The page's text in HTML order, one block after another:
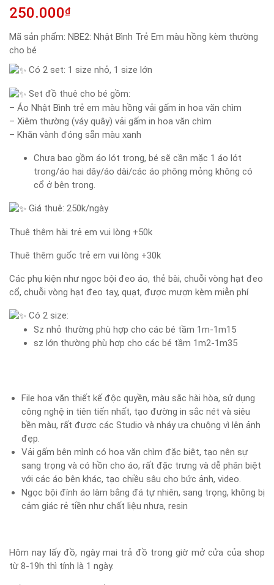
250.000₫
Mã sản phẩm: NBE2: Nhật Bình Trẻ Em màu hồng kèm thường
cho bé
Có 2 set: 1 size nhỏ, 1 size lớn
Set đồ thuê cho bé gồm:
– Áo Nhật Bình trẻ em màu hồng vải gấm in hoa văn chìm
– Xiêm thường (váy quây) vải gấm in hoa văn chìm
– Khăn vành đóng sẵn màu xanh
Chưa bao gồm áo lót trong, bé sẽ cần mặc 1 áo lót
trong/áo hai dây/áo dài/các áo phông mỏng không có
cổ ở bên trong.
Giá thuê: 250k/ngày
Thuê thêm hài trẻ em vui lòng +50k
Thuê thêm guốc trẻ em vui lòng +30k
Các phụ kiện như ngọc bội đeo áo, thẻ bài, chuỗi vòng hạt đeo
cổ, chuỗi vòng hạt đeo tay, quạt, được mượn kèm miễn phí
Có 2 size:
Sz nhỏ thường phù hợp cho các bé tầm 1m-1m15
sz lớn thường phù hợp cho các bé tầm 1m2-1m35
File hoa văn thiết kế độc quyền, màu sắc hài hòa, sử dụng
công nghệ in tiên tiến nhất, tạo đường in sắc nét và siêu
bền màu, rất được các Studio và nháy ưa chuộng vì lên ảnh
đẹp.
Vải gấm bên mình có hoa văn chìm đặc biệt, tạo nên sự
sang trọng và có hồn cho áo, rất đặc trưng và dễ phân biệt
với các áo bên khác, tạo chiều sâu cho bức ảnh, video.
Ngọc bội đính áo làm bằng đá tự nhiên, sang trọng, không bị
cảm giác rẻ tiền như chất liệu nhưa, resin
Hôm nay lấy đồ, ngày mai trả đồ trong giờ mở cửa của shop
từ 8-19h thì tính là 1 ngày.